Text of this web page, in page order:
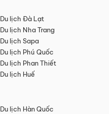
Du lịch Đà Lạt
Du lịch Nha Trang
Du lịch Sapa
Du lịch Phú Quốc
Du lịch Phan Thiết
Du lịch Huế
Du lịch Hàn Quốc